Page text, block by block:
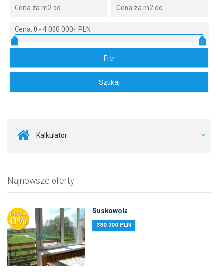
Cena: 0 - 4 000 000+ PLN
Kalkulator
Najnowsze oferty
Suskowola
380 000 PLN